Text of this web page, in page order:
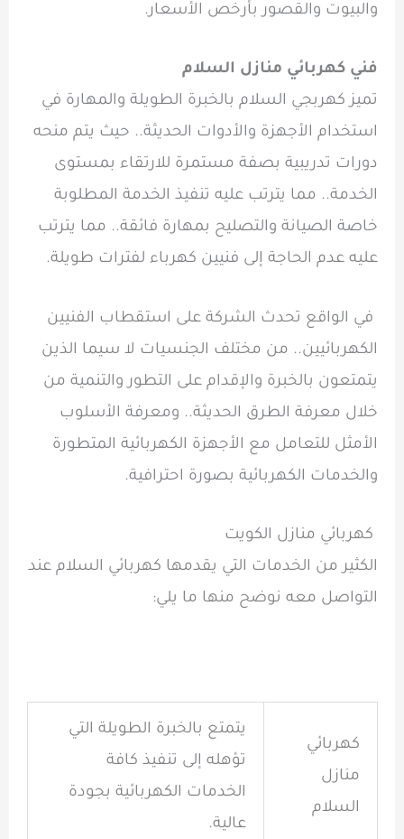
والبيوت والقصور بأرخص الأسعار.
فني كهربائي منازل السلام
تميز كهربجي السلام بالخبرة الطويلة والمهارة في
استخدام الأجهزة والأدوات الحديثة.. حيث يتم منحه
دورات تدريبية بصفة مستمرة للارتقاء بمستوى
الخدمة.. مما يترتب عليه تنفيذ الخدمة المطلوبة
خاصة الصيانة والتصليح بمهارة فائقة.. مما يترتب
عليه عدم الحاجة إلى فنيين كهرباء لفترات طويلة.
في الواقع تحدث الشركة على استقطاب الفنيين
الكهربائيين.. من مختلف الجنسيات لا سيما الذين
يتمتعون بالخبرة والإقدام على التطور والتنمية من
خلال معرفة الطرق الحديثة.. ومعرفة الأسلوب
الأمثل للتعامل مع الأجهزة الكهربائية المتطورة
والخدمات الكهربائية بصورة احترافية.
كهربائي منازل الكويت
الكثير من الخدمات التي يقدمها كهربائي السلام عند
التواصل معه نوضح منها ما يلي:
كهربائي
منازل
السلام
يتمتع بالخبرة الطويلة التي
تؤهله إلى تنفيذ كافة
الخدمات الكهربائية بجودة
عالية.